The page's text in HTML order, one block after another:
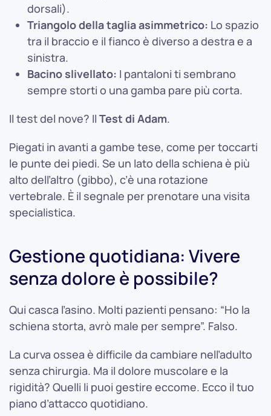
dorsali).
Triangolo della taglia asimmetrico: Lo spazio
tra il braccio e il fianco è diverso a destra e a
sinistra.
Bacino slivellato: I pantaloni ti sembrano
sempre storti o una gamba pare più corta.
Il test del nove? Il Test di Adam.
Piegati in avanti a gambe tese, come per toccarti
le punte dei piedi. Se un lato della schiena è più
alto dell’altro (gibbo), c’è una rotazione
vertebrale. È il segnale per prenotare una visita
specialistica.
Gestione quotidiana: Vivere
senza dolore è possibile?
Qui casca l’asino. Molti pazienti pensano: “Ho la
schiena storta, avrò male per sempre”. Falso.
La curva ossea è difficile da cambiare nell’adulto
senza chirurgia. Ma il dolore muscolare e la
rigidità? Quelli li puoi gestire eccome. Ecco il tuo
piano d’attacco quotidiano.